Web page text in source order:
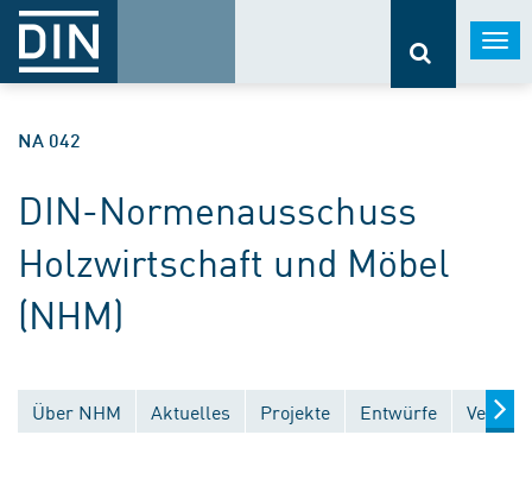
NA 042
DIN-Normenausschuss
Holzwirtschaft und Möbel
(NHM)
Über NHM Aktuelles Projekte Entwürfe